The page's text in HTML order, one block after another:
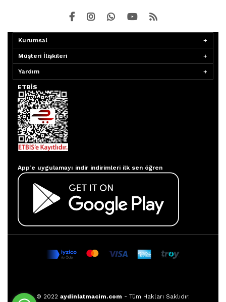
Kurumsal
Müşteri İlişkileri
Yardım
ETBİS
App’e uygulamayı indir indirimleri ilk sen öğren
© 2022 aydinlatmacim.com - Tüm Hakları Saklıdır.